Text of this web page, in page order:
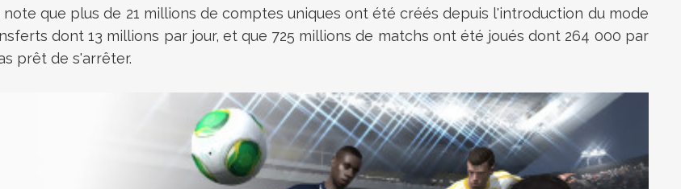
que plus de 21 millions de comptes uniques ont été créés depuis l'introduction du mode
dont 13 millions par jour, et que 725 millions de matchs ont été joués dont 264 000 par
prêt de s'arrêter.